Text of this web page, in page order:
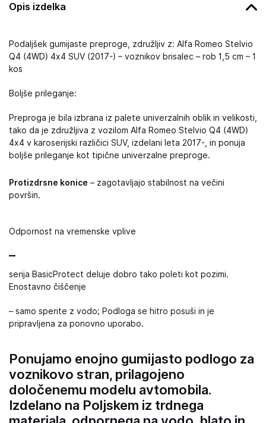
Opis izdelka
Podaljšek gumijaste preproge, združljiv z: Alfa Romeo Stelvio
Q4 (4WD) 4x4 SUV (2017-) – voznikov brisalec – rob 1,5 cm – 1
kos
Boljše prileganje:
Preproga je bila izbrana iz palete univerzalnih oblik in velikosti,
tako da je združljiva z vozilom Alfa Romeo Stelvio Q4 (4WD)
4x4 v karoserijski različici SUV, izdelani leta 2017-, in ponuja
boljše prileganje kot tipične univerzalne preproge.
Protizdrsne konice – zagotavljajo stabilnost na večini
površin.
Odpornost na vremenske vplive
–
serija BasicProtect deluje dobro tako poleti kot pozimi.
Enostavno čiščenje
– samo sperite z vodo; Podloga se hitro posuši in je
pripravljena za ponovno uporabo.
Ponujamo enojno gumijasto podlogo za
voznikovo stran, prilagojeno
določenemu modelu avtomobila.
Izdelano na Poljskem iz trdnega